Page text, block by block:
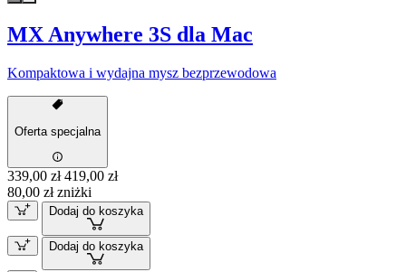
MX Anywhere 3S dla Mac
Kompaktowa i wydajna mysz bezprzewodowa
Oferta specjalna
339,00 zł 419,00 zł
80,00 zł zniżki
Dodaj do koszyka
Dodaj do koszyka